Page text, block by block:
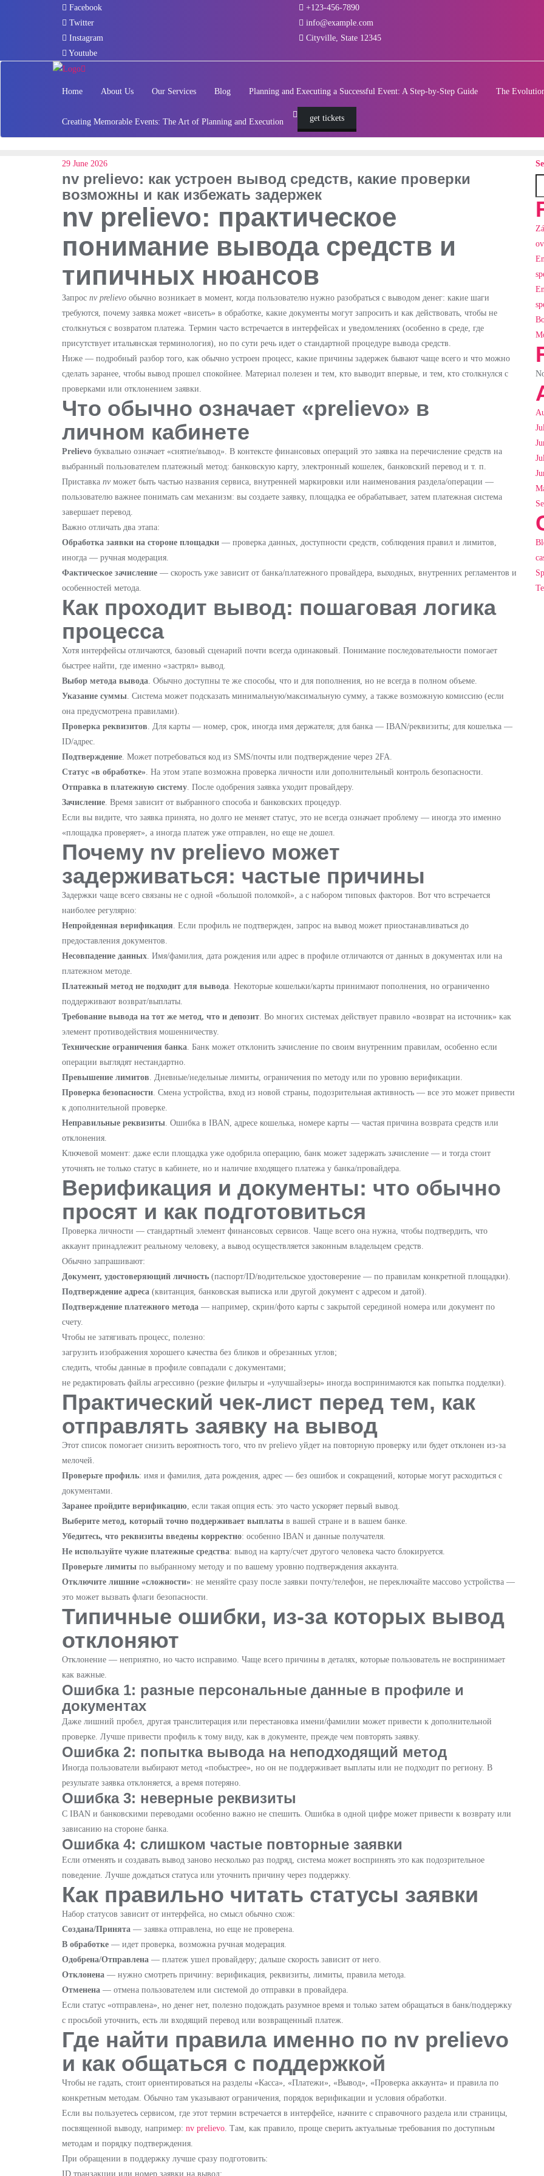
Facebook
Twitter
Instagram
Youtube
+123-456-7890
info@example.com
Cityville, State 12345
Home About Us Our Services Blog Planning and Executing a Successful Event: A Step-by-Step Guide The
Creating Memorable Events: The Art of Planning and Execution get tickets
29 June 2026
nv prelievo: как устроен вывод средств, какие проверки
возможны и как избежать задержек
nv prelievo: практическое
понимание вывода средств и
типичных нюансов
Запрос nv prelievo обычно возникает в момент, когда пользователю нужно разобраться с выводом денег: какие шаги
требуются, почему заявка может «висеть» в обработке, какие документы могут запросить и как действовать, чтобы не
столкнуться с возвратом платежа. Термин часто встречается в интерфейсах и уведомлениях (особенно в среде, где
присутствует итальянская терминология), но по сути речь идет о стандартной процедуре вывода средств.
Ниже — подробный разбор того, как обычно устроен процесс, какие причины задержек бывают чаще всего и что можно
сделать заранее, чтобы вывод прошел спокойнее. Материал полезен и тем, кто выводит впервые, и тем, кто столкнулся с
проверками или отклонением заявки.
Что обычно означает «prelievo» в
личном кабинете
Prelievo буквально означает «снятие/вывод». В контексте финансовых операций это заявка на перечисление средств на
выбранный пользователем платежный метод: банковскую карту, электронный кошелек, банковский перевод и т. п.
Приставка nv может быть частью названия сервиса, внутренней маркировки или наименования раздела/операции —
пользователю важнее понимать сам механизм: вы создаете заявку, площадка ее обрабатывает, затем платежная система
завершает перевод.
Важно отличать два этапа:
Обработка заявки на стороне площадки — проверка данных, доступности средств, соблюдения правил и лимитов,
иногда — ручная модерация.
Фактическое зачисление — скорость уже зависит от банка/платежного провайдера, выходных, внутренних регламентов и
особенностей метода.
Как проходит вывод: пошаговая логика
процесса
Хотя интерфейсы отличаются, базовый сценарий почти всегда одинаковый. Понимание последовательности помогает
быстрее найти, где именно «застрял» вывод.
Выбор метода вывода. Обычно доступны те же способы, что и для пополнения, но не всегда в полном объеме.
Указание суммы. Система может подсказать минимальную/максимальную сумму, а также возможную комиссию (если
она предусмотрена правилами).
Проверка реквизитов. Для карты — номер, срок, иногда имя держателя; для банка — IBAN/реквизиты; для кошелька —
ID/адрес.
Подтверждение. Может потребоваться код из SMS/почты или подтверждение через 2FA.
Статус «в обработке». На этом этапе возможна проверка личности или дополнительный контроль безопасности.
Отправка в платежную систему. После одобрения заявка уходит провайдеру.
Зачисление. Время зависит от выбранного способа и банковских процедур.
Если вы видите, что заявка принята, но долго не меняет статус, это не всегда означает проблему — иногда это именно
«площадка проверяет», а иногда платеж уже отправлен, но еще не дошел.
Почему nv prelievo может
задерживаться: частые причины
Задержки чаще всего связаны не с одной «большой поломкой», а с набором типовых факторов. Вот что встречается
наиболее регулярно:
Непройденная верификация. Если профиль не подтвержден, запрос на вывод может приостанавливаться до
предоставления документов.
Несовпадение данных. Имя/фамилия, дата рождения или адрес в профиле отличаются от данных в документах или на
платежном методе.
Платежный метод не подходит для вывода. Некоторые кошельки/карты принимают пополнения, но ограниченно
поддерживают возврат/выплаты.
Требование вывода на тот же метод, что и депозит. Во многих системах действует правило «возврат на источник» как
элемент противодействия мошенничеству.
Технические ограничения банка. Банк может отклонить зачисление по своим внутренним правилам, особенно если
операции выглядят нестандартно.
Превышение лимитов. Дневные/недельные лимиты, ограничения по методу или по уровню верификации.
Проверка безопасности. Смена устройства, вход из новой страны, подозрительная активность — все это может привести
к дополнительной проверке.
Неправильные реквизиты. Ошибка в IBAN, адресе кошелька, номере карты — частая причина возврата средств или
отклонения.
Ключевой момент: даже если площадка уже одобрила операцию, банк может задержать зачисление — и тогда стоит
уточнять не только статус в кабинете, но и наличие входящего платежа у банка/провайдера.
Верификация и документы: что обычно
просят и как подготовиться
Проверка личности — стандартный элемент финансовых сервисов. Чаще всего она нужна, чтобы подтвердить, что
аккаунт принадлежит реальному человеку, а вывод осуществляется законным владельцем средств.
Обычно запрашивают:
Документ, удостоверяющий личность (паспорт/ID/водительское удостоверение — по правилам конкретной площадки).
Подтверждение адреса (квитанция, банковская выписка или другой документ с адресом и датой).
Подтверждение платежного метода — например, скрин/фото карты с закрытой серединой номера или документ по
счету.
Чтобы не затягивать процесс, полезно:
загрузить изображения хорошего качества без бликов и обрезанных углов;
следить, чтобы данные в профиле совпадали с документами;
не редактировать файлы агрессивно (резкие фильтры и «улучшайзеры» иногда воспринимаются как попытка подделки).
Практический чек-лист перед тем, как
отправлять заявку на вывод
Этот список помогает снизить вероятность того, что nv prelievo уйдет на повторную проверку или будет отклонен из-за
мелочей.
Проверьте профиль: имя и фамилия, дата рождения, адрес — без ошибок и сокращений, которые могут расходиться с
документами.
Заранее пройдите верификацию, если такая опция есть: это часто ускоряет первый вывод.
Выберите метод, который точно поддерживает выплаты в вашей стране и в вашем банке.
Убедитесь, что реквизиты введены корректно: особенно IBAN и данные получателя.
Не используйте чужие платежные средства: вывод на карту/счет другого человека часто блокируется.
Проверьте лимиты по выбранному методу и по вашему уровню подтверждения аккаунта.
Отключите лишние «сложности»: не меняйте сразу после заявки почту/телефон, не переключайте массово устройства —
это может вызвать флаги безопасности.
Типичные ошибки, из-за которых вывод
отклоняют
Отклонение — неприятно, но часто исправимо. Чаще всего причины в деталях, которые пользователь не воспринимает
как важные.
Ошибка 1: разные персональные данные в профиле и
документах
Даже лишний пробел, другая транслитерация или перестановка имени/фамилии может привести к дополнительной
проверке. Лучше привести профиль к тому виду, как в документе, прежде чем повторять заявку.
Ошибка 2: попытка вывода на неподходящий метод
Иногда пользователи выбирают метод «побыстрее», но он не поддерживает выплаты или не подходит по региону. В
результате заявка отклоняется, а время потеряно.
Ошибка 3: неверные реквизиты
С IBAN и банковскими переводами особенно важно не спешить. Ошибка в одной цифре может привести к возврату или
зависанию на стороне банка.
Ошибка 4: слишком частые повторные заявки
Если отменять и создавать вывод заново несколько раз подряд, система может воспринять это как подозрительное
поведение. Лучше дождаться статуса или уточнить причину через поддержку.
Как правильно читать статусы заявки
Набор статусов зависит от интерфейса, но смысл обычно схож:
Создана/Принята — заявка отправлена, но еще не проверена.
В обработке — идет проверка, возможна ручная модерация.
Одобрена/Отправлена — платеж ушел провайдеру; дальше скорость зависит от него.
Отклонена — нужно смотреть причину: верификация, реквизиты, лимиты, правила метода.
Отменена — отмена пользователем или системой до отправки в провайдера.
Если статус «отправлена», но денег нет, полезно подождать разумное время и только затем обращаться в банк/поддержку
с просьбой уточнить, есть ли входящий перевод или возвращенный платеж.
Где найти правила именно по nv prelievo
и как общаться с поддержкой
Чтобы не гадать, стоит ориентироваться на разделы «Касса», «Платежи», «Вывод», «Проверка аккаунта» и правила по
конкретным методам. Обычно там указывают ограничения, порядок верификации и условия обработки.
Если вы пользуетесь сервисом, где этот термин встречается в интерфейсе, начните с справочного раздела или страницы,
посвященной выводу, например: nv prelievo. Там, как правило, проще сверить актуальные требования по доступным
методам и порядку подтверждения.
При обращении в поддержку лучше сразу подготовить:
ID транзакции или номер заявки на вывод;